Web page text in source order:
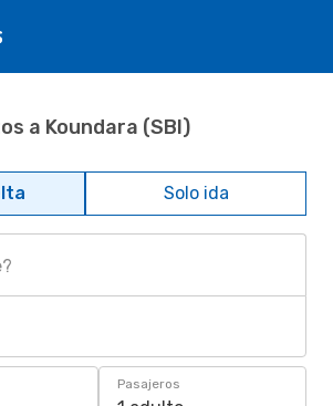
a Koundara (SBI)
Solo ida
Pasajeros